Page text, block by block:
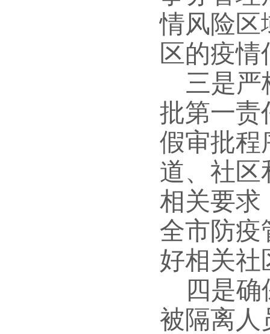
情风险区
区的疫
三是严
批第一责
假审批程
道、社区
相关要求
全市防疫
好相关社
四是确
被隔离人